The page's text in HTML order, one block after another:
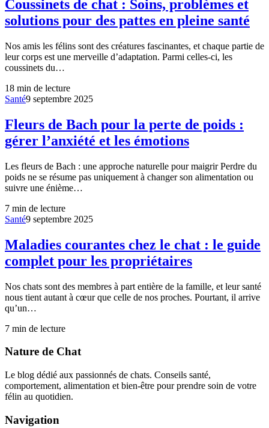
Coussinets de chat : Soins, problèmes et
solutions pour des pattes en pleine santé
Nos amis les félins sont des créatures fascinantes, et chaque partie de
leur corps est une merveille d’adaptation. Parmi celles-ci, les
coussinets du…
18 min de lecture
Santé9 septembre 2025
Fleurs de Bach pour la perte de poids :
gérer l’anxiété et les émotions
Les fleurs de Bach : une approche naturelle pour maigrir Perdre du
poids ne se résume pas uniquement à changer son alimentation ou
suivre une énième…
7 min de lecture
Santé9 septembre 2025
Maladies courantes chez le chat : le guide
complet pour les propriétaires
Nos chats sont des membres à part entière de la famille, et leur santé
nous tient autant à cœur que celle de nos proches. Pourtant, il arrive
qu’un…
7 min de lecture
Nature de Chat
Le blog dédié aux passionnés de chats. Conseils santé,
comportement, alimentation et bien-être pour prendre soin de votre
félin au quotidien.
Navigation